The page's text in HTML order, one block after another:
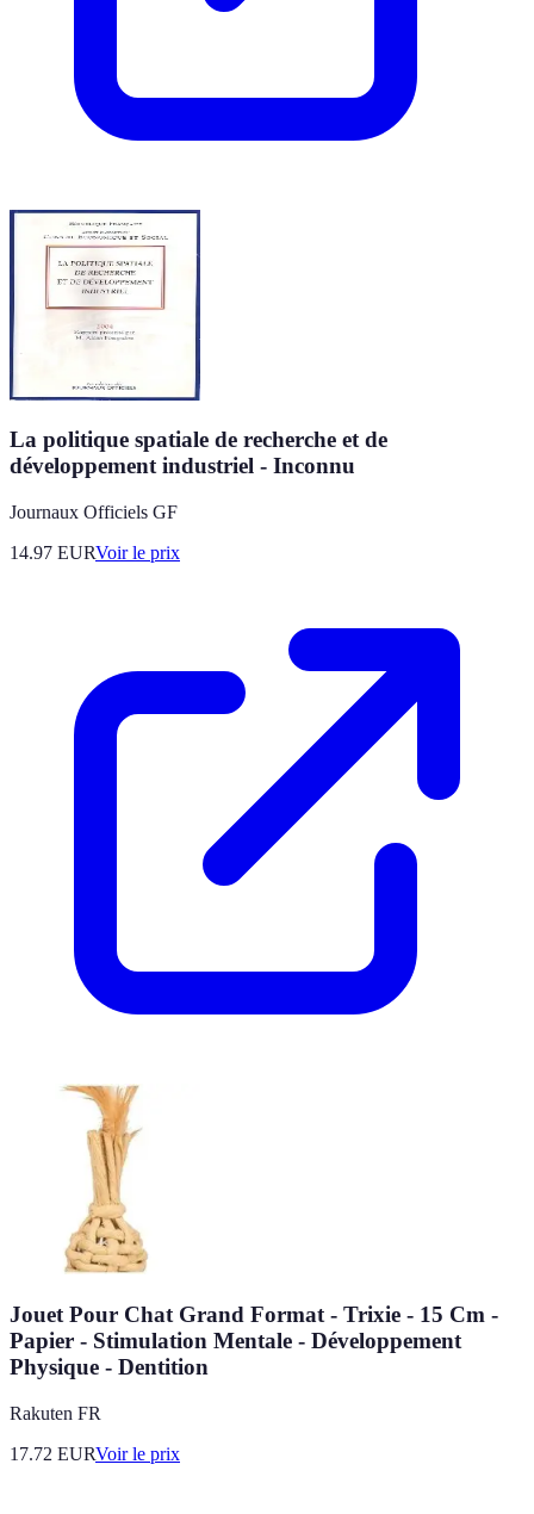
La politique spatiale de recherche et de
développement industriel - Inconnu
Journaux Officiels GF
14.97 EURVoir le prix
Jouet Pour Chat Grand Format - Trixie - 15 Cm -
Papier - Stimulation Mentale - Développement
Physique - Dentition
Rakuten FR
17.72 EURVoir le prix